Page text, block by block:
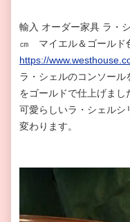
輸入 オーダー家具 ラ
㎝ マイエル＆ゴールド
https://
ラ・シェルのコンソール
をゴールドで仕上げまし
可愛らしいラ・シェルシ
変わります。